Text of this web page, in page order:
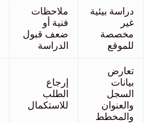
دراسة بيئية
غير
مخصصة
للموقع
ملاحظات
فنية أو
ضعف قبول
الدراسة
تعارض
بيانات
السجل
والعنوان
والمخطط
إرجاع
الطلب
للاستكمال